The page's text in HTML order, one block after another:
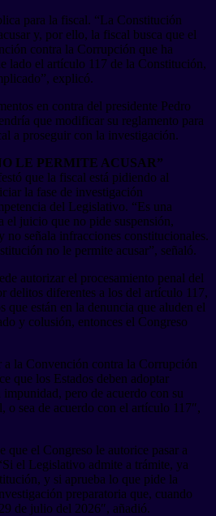
para la fiscal. “La Constitución
y, por ello, la fiscal busca que el
contra la Corrupción que ha
lado el artículo 117 de la Constitución,
explicó.
en contra del presidente Pedro
que modificar su reglamento para
a proseguir con la investigación.
LE PERMITE ACUSAR”
que la fiscal está pidiendo al
la fase de investigación
del Legislativo. “Es una
el juicio que no pide suspensión,
no señala infracciones constitucionales.
no le permite acusar”, señaló.
autorizar el procesamiento penal del
delitos diferentes a los del artículo 117,
que están en la denuncia que aluden el
y colusión, entonces el Congreso
a la Convención contra la Corrupción
que los Estados deben adoptar
pero de acuerdo con su
o sea de acuerdo con el artículo 117″,
que el Congreso le autorice pasar a
el Legislativo admite a trámite, ya
y si aprueba lo que pide la
preparatoria que, cuando
de julio del 2026″, añadió.